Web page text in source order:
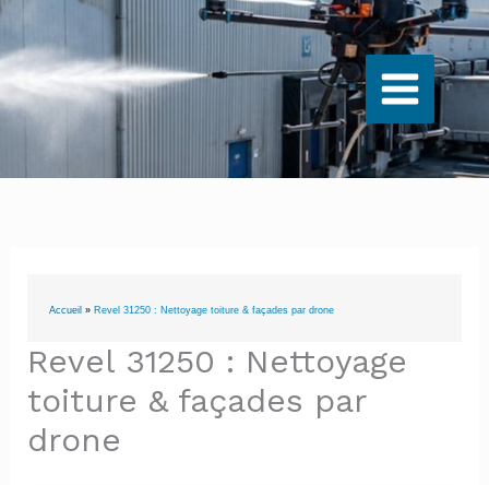
Aller
au
contenu
Accueil » Revel 31250 : Nettoyage toiture & façades par drone
Revel 31250 : Nettoyage
toiture & façades par
drone